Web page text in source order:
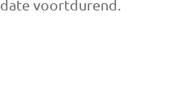
voortdurend.